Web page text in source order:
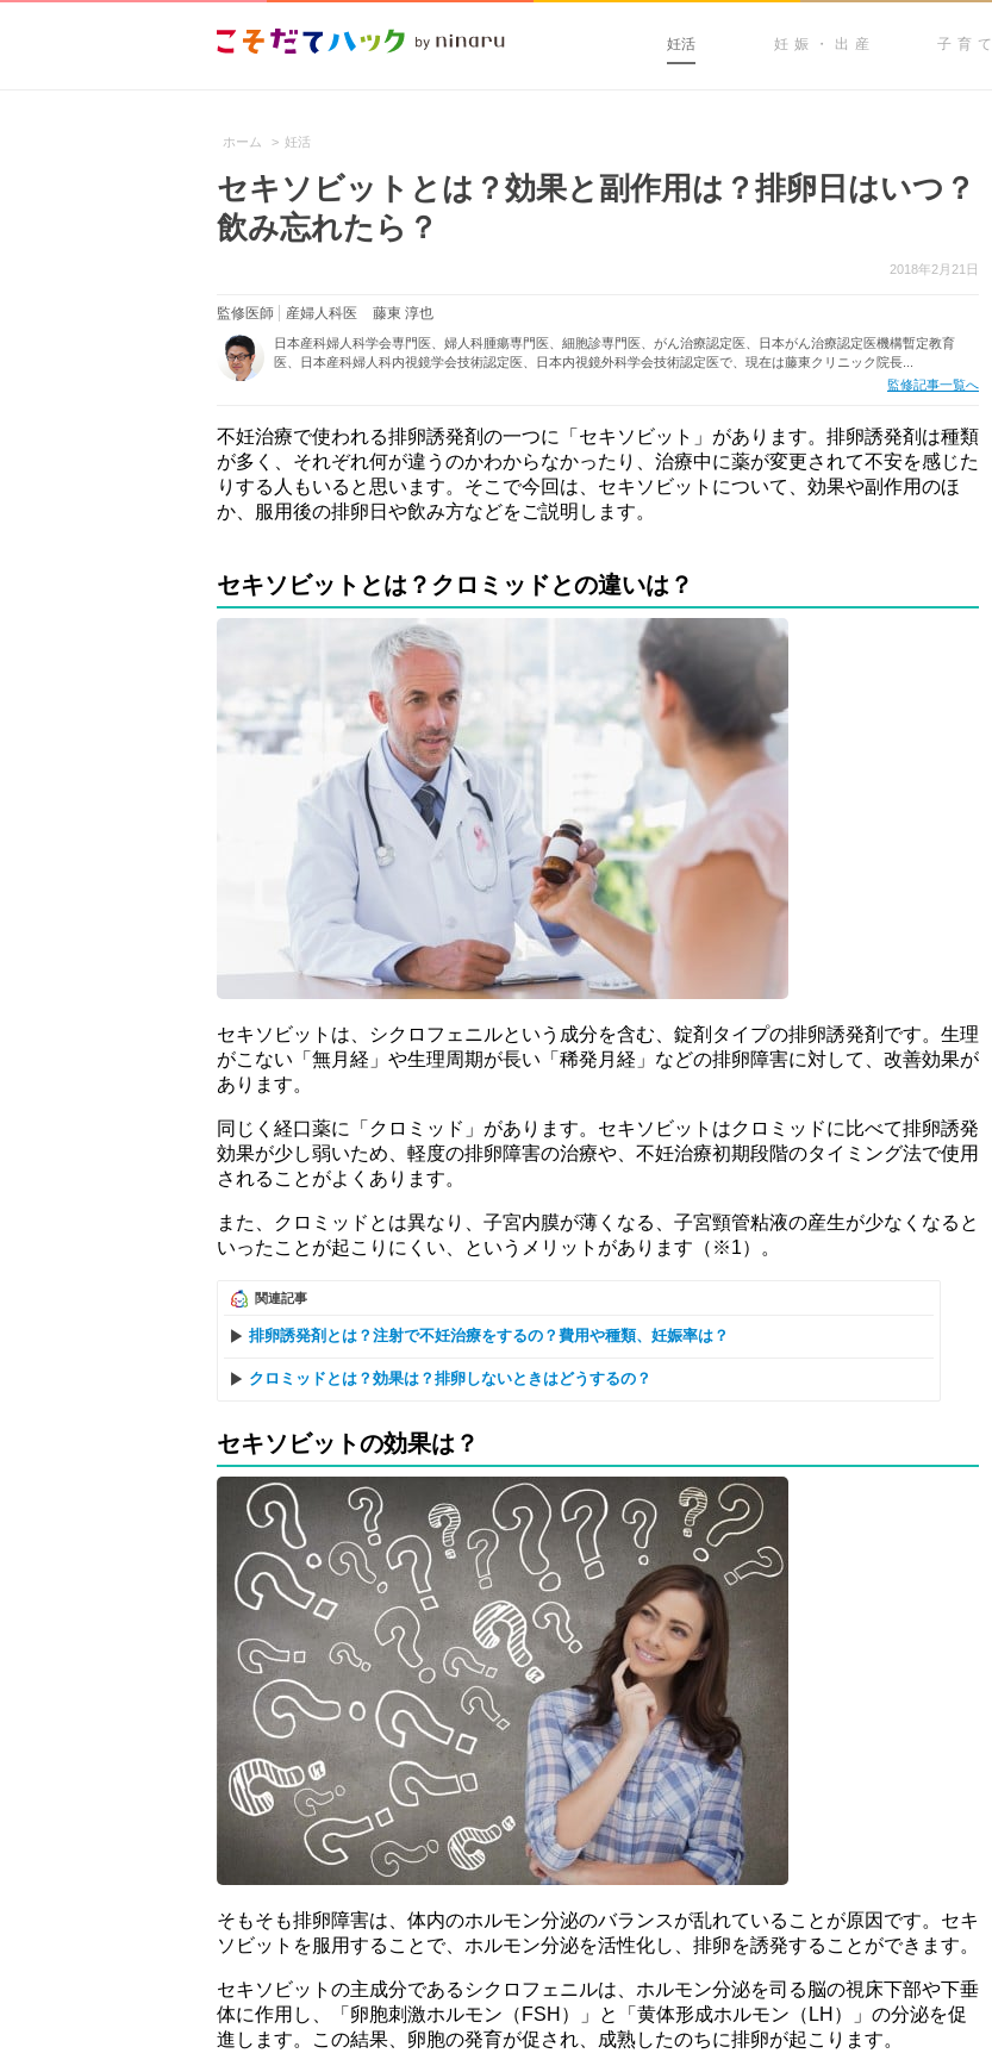
妊活 妊娠・出産 子育て
ホーム > 妊活
セキソビットとは？効果と副作用は？排卵日はいつ？
飲み忘れたら？
2018年2月21日
監修医師 産婦人科医 藤東 淳也
日本産科婦人科学会専門医、婦人科腫瘍専門医、細胞診専門医、がん治療認定医、日本がん治療認定医機構暫定教育
医、日本産科婦人科内視鏡学会技術認定医、日本内視鏡外科学会技術認定医で、現在は藤東クリニック院長...
監修記事一覧へ
不妊治療で使われる排卵誘発剤の一つに「セキソビット」があります。排卵誘発剤は種類
が多く、それぞれ何が違うのかわからなかったり、治療中に薬が変更されて不安を感じた
りする人もいると思います。そこで今回は、セキソビットについて、効果や副作用のほ
か、服用後の排卵日や飲み方などをご説明します。
セキソビットとは？クロミッドとの違いは？
セキソビットは、シクロフェニルという成分を含む、錠剤タイプの排卵誘発剤です。生理
がこない「無月経」や生理周期が長い「稀発月経」などの排卵障害に対して、改善効果が
あります。
同じく経口薬に「クロミッド」があります。セキソビットはクロミッドに比べて排卵誘発
効果が少し弱いため、軽度の排卵障害の治療や、不妊治療初期段階のタイミング法で使用
されることがよくあります。
また、クロミッドとは異なり、子宮内膜が薄くなる、子宮頸管粘液の産生が少なくなると
いったことが起こりにくい、というメリットがあります（※1）。
関連記事
排卵誘発剤とは？注射で不妊治療をするの？費用や種類、妊娠率は？
クロミッドとは？効果は？排卵しないときはどうするの？
セキソビットの効果は？
そもそも排卵障害は、体内のホルモン分泌のバランスが乱れていることが原因です。セキ
ソビットを服用することで、ホルモン分泌を活性化し、排卵を誘発することができます。
セキソビットの主成分であるシクロフェニルは、ホルモン分泌を司る脳の視床下部や下垂
体に作用し、「卵胞刺激ホルモン（FSH）」と「黄体形成ホルモン（LH）」の分泌を促
進します。この結果、卵胞の発育が促され、成熟したのちに排卵が起こります。